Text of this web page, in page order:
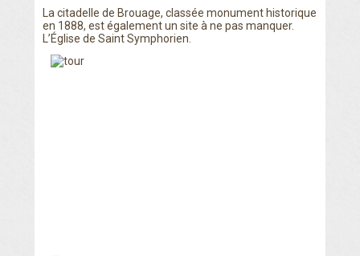
La citadelle de Brouage, classée monument historique
en 1888, est également un site à ne pas manquer.
L’Église de Saint Symphorien.